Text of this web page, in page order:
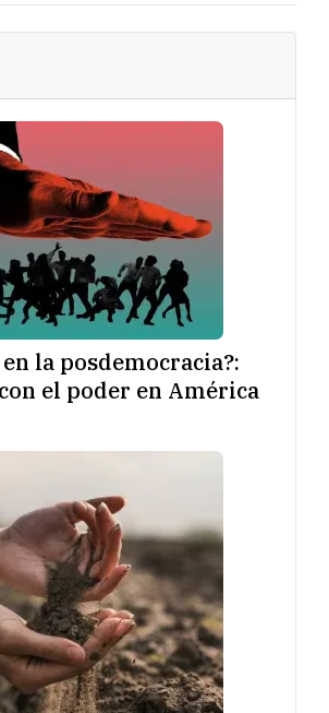
la posdemocracia?:
el poder en América